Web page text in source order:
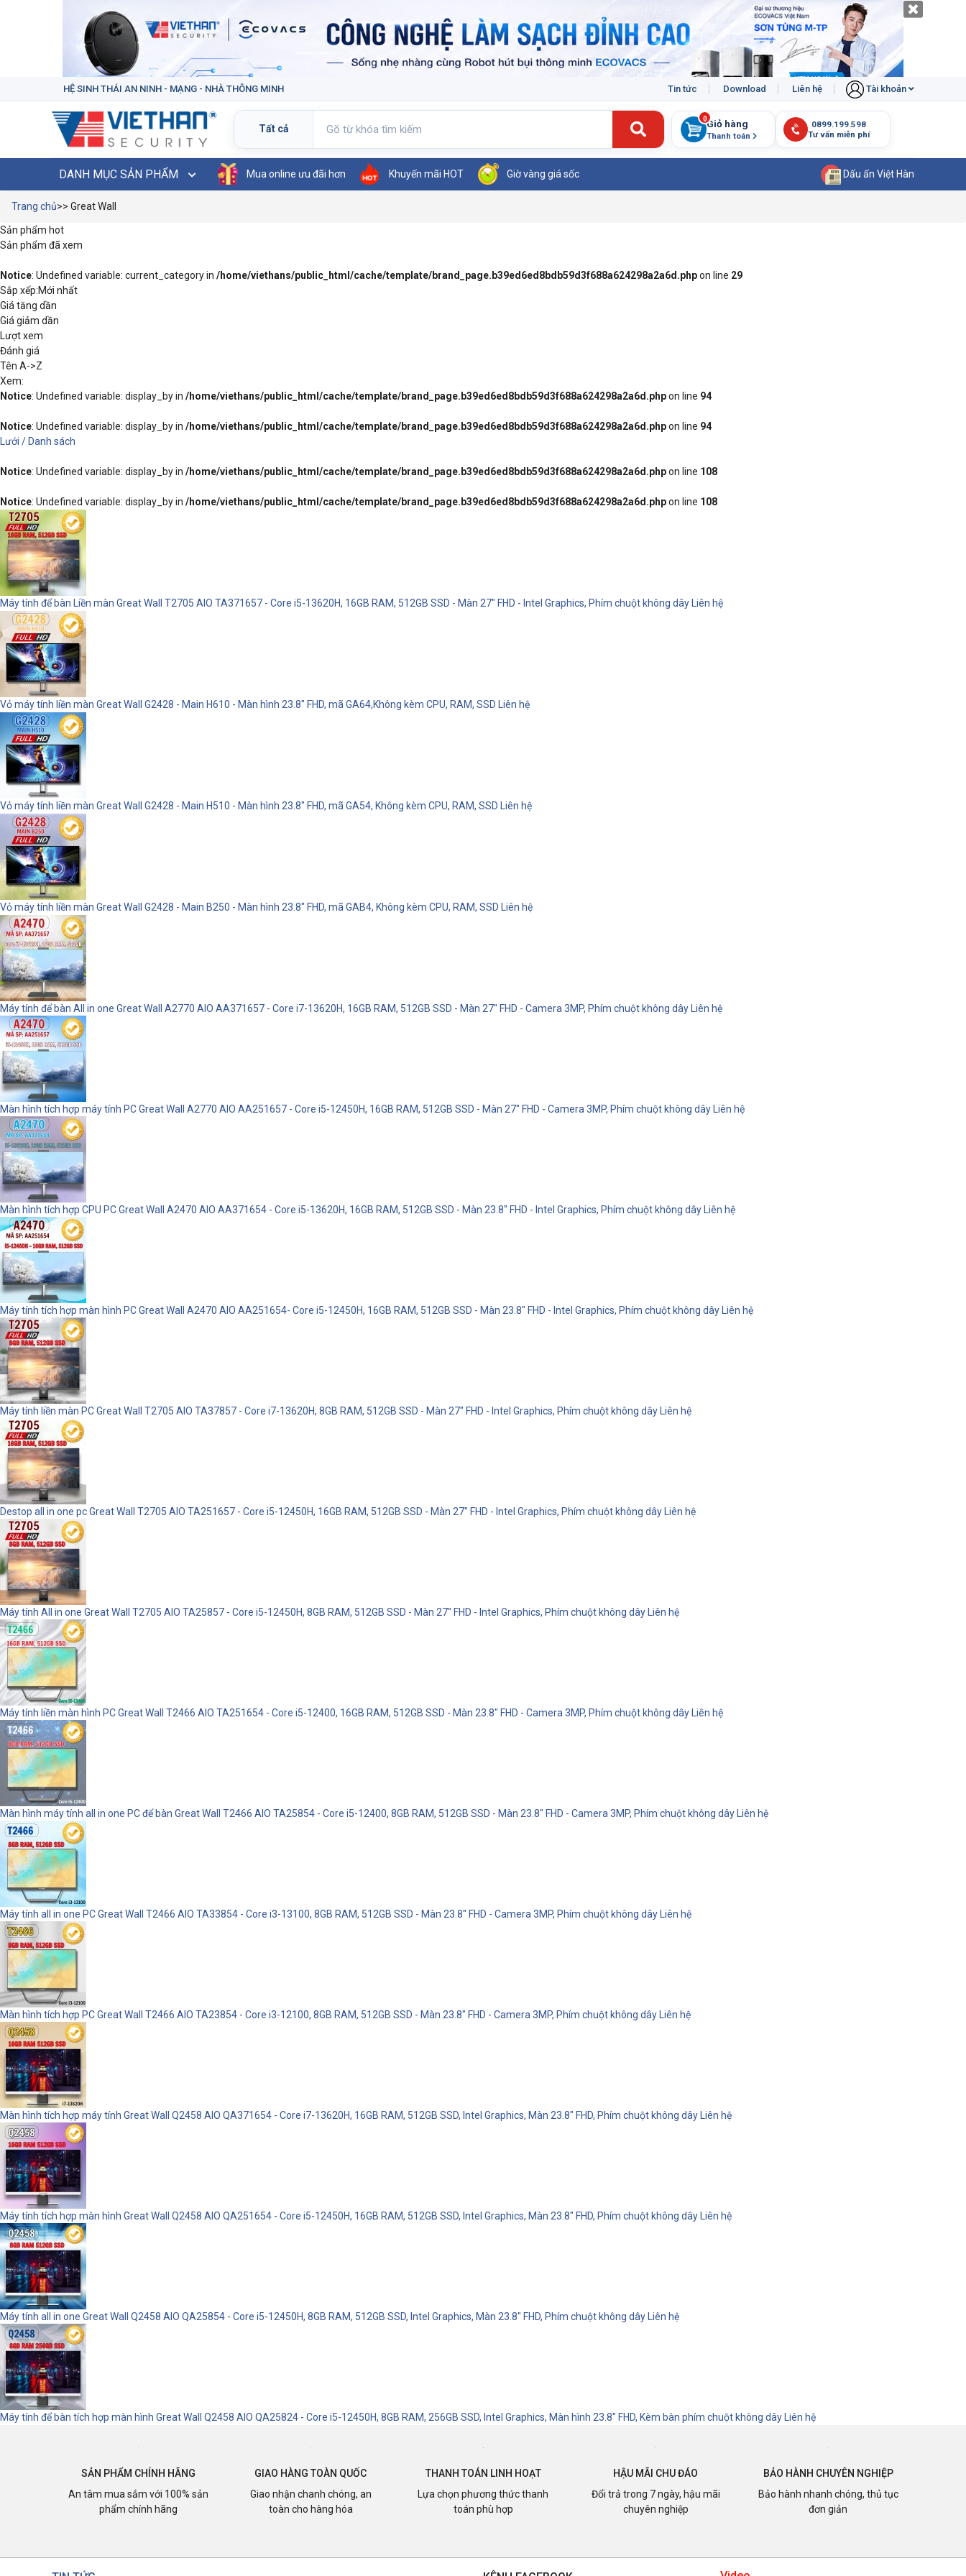
HỆ SINH THÁI AN NINH - MẠNG - NHÀ THÔNG MINH Tin tức Download Liên hệ Tài khoản
Giỏ hàng
Thanh toán
0
DANH MỤC SẢN PHẨM Mua online ưu đãi hơn Khuyến mãi HOT Giờ vàng giá sốc Dấu ấn Việt Hàn
Trang chủ>> Great Wall
Sản phẩm hot
Sản phẩm đã xem
Notice: Undefined variable: current_category in /home/viethans/public_html/cache/template/brand_page.b39ed6ed8bdb59d3f688a624298a2a6d.phpon line 29
Sắp xếp:Mới nhất
Giá tăng dần
Giá giảm dần
Lượt xem
Đánh giá
Tên A->Z
Xem:
Notice: Undefined variable: display_by in /home/viethans/public_html/cache/template/brand_page.b39ed6ed8bdb59d3f688a624298a2a6d.phpon line 94
Notice: Undefined variable: display_by in /home/viethans/public_html/cache/template/brand_page.b39ed6ed8bdb59d3f688a624298a2a6d.phpon line 94
Lưới / Danh sách
Notice: Undefined variable: display_by in /home/viethans/public_html/cache/template/brand_page.b39ed6ed8bdb59d3f688a624298a2a6d.phpon line 108
Notice: Undefined variable: display_by in /home/viethans/public_html/cache/template/brand_page.b39ed6ed8bdb59d3f688a624298a2a6d.phpon line 108
Máy tính để bàn Liền màn Great Wall T2705 AIO TA371657 - Core i5-13620H, 16GB RAM, 512GB SSD - Màn 27" FHD - Intel Graphics, Phím chuột không dây Liên hệ
Vỏ máy tính liền màn Great Wall G2428 - Main H610 - Màn hình 23.8" FHD, mã GA64,Không kèm CPU, RAM, SSD Liên hệ
Vỏ máy tính liền màn Great Wall G2428 - Main H510 - Màn hình 23.8" FHD, mã GA54, Không kèm CPU, RAM, SSD Liên hệ
Vỏ máy tính liền màn Great Wall G2428 - Main B250 - Màn hình 23.8" FHD, mã GAB4, Không kèm CPU, RAM, SSD Liên hệ
Máy tính để bàn All in one Great Wall A2770 AIO AA371657 - Core i7-13620H, 16GB RAM, 512GB SSD - Màn 27" FHD - Camera 3MP, Phím chuột không dây Liên hệ
Màn hình tích hợp máy tính PC Great Wall A2770 AIO AA251657 - Core i5-12450H, 16GB RAM, 512GB SSD - Màn 27" FHD - Camera 3MP, Phím chuột không dây Liên hệ
Màn hình tích hợp CPU PC Great Wall A2470 AIO AA371654 - Core i5-13620H, 16GB RAM, 512GB SSD - Màn 23.8" FHD - Intel Graphics, Phím chuột không dây Liên hệ
Máy tính tích hợp màn hình PC Great Wall A2470 AIO AA251654- Core i5-12450H, 16GB RAM, 512GB SSD - Màn 23.8" FHD - Intel Graphics, Phím chuột không dây Liên hệ
Máy tính liền màn PC Great Wall T2705 AIO TA37857 - Core i7-13620H, 8GB RAM, 512GB SSD - Màn 27" FHD - Intel Graphics, Phím chuột không dây Liên hệ
Destop all in one pc Great Wall T2705 AIO TA251657 - Core i5-12450H, 16GB RAM, 512GB SSD - Màn 27" FHD - Intel Graphics, Phím chuột không dây Liên hệ
Máy tính All in one Great Wall T2705 AIO TA25857 - Core i5-12450H, 8GB RAM, 512GB SSD - Màn 27" FHD - Intel Graphics, Phím chuột không dây Liên hệ
Máy tính liền màn hình PC Great Wall T2466 AIO TA251654 - Core i5-12400, 16GB RAM, 512GB SSD - Màn 23.8" FHD - Camera 3MP, Phím chuột không dây Liên hệ
Màn hình máy tính all in one PC để bàn Great Wall T2466 AIO TA25854 - Core i5-12400, 8GB RAM, 512GB SSD - Màn 23.8" FHD - Camera 3MP, Phím chuột không dây Liên hệ
Máy tính all in one PC Great Wall T2466 AIO TA33854 - Core i3-13100, 8GB RAM, 512GB SSD - Màn 23.8" FHD - Camera 3MP, Phím chuột không dây Liên hệ
Màn hình tích hợp PC Great Wall T2466 AIO TA23854 - Core i3-12100, 8GB RAM, 512GB SSD - Màn 23.8" FHD - Camera 3MP, Phím chuột không dây Liên hệ
Màn hình tích hợp máy tính Great Wall Q2458 AIO QA371654 - Core i7-13620H, 16GB RAM, 512GB SSD, Intel Graphics, Màn 23.8" FHD, Phím chuột không dây Liên hệ
Máy tính tích hợp màn hình Great Wall Q2458 AIO QA251654 - Core i5-12450H, 16GB RAM, 512GB SSD, Intel Graphics, Màn 23.8" FHD, Phím chuột không dây Liên hệ
Máy tính all in one Great Wall Q2458 AIO QA25854 - Core i5-12450H, 8GB RAM, 512GB SSD, Intel Graphics, Màn 23.8" FHD, Phím chuột không dây Liên hệ
Máy tính để bàn tích hợp màn hình Great Wall Q2458 AIO QA25824 - Core i5-12450H, 8GB RAM, 256GB SSD, Intel Graphics, Màn hình 23.8" FHD, Kèm bàn phím chuột không dây Liên hệ
SẢN PHẨM CHÍNH HÃNG
An tâm mua sắm với 100% sản
phẩm chính hãng
GIAO HÀNG TOÀN QUỐC
Giao nhận chanh chóng, an
toàn cho hàng hóa
THANH TOÁN LINH HOẠT
Lựa chọn phương thức thanh
toán phù hợp
HẬU MÃI CHU ĐÁO
Đổi trả trong 7 ngày, hậu mãi
chuyên nghiệp
BẢO HÀNH CHUYÊN NGHIỆP
Bảo hành nhanh chóng, thủ tục
đơn giản